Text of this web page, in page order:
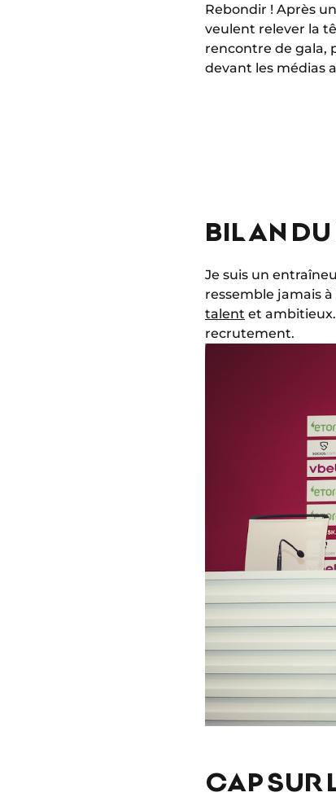
Rebondir ! Après
veulent relever la
rencontre de gala,
devant les médias
BILAN
Je suis un
ressemble jamais
talent et
recrutement.
CAP SUR